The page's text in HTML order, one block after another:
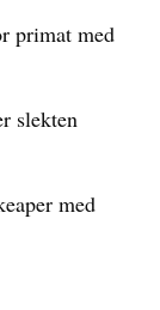
primat med
slekten
med